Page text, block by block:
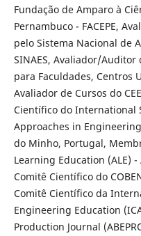
Fundação de Amparo à
Pernambuco - FACEPE,
pelo Sistema Nacional de
SINAES, Avaliador/Auditor
para Faculdades, Centros
Avaliador de Cursos do
Científico do International
Approaches in
do Minho, Portugal,
Learning Education (ALE)
Comitê Científico do
Comitê Científico da
Engineering Education
Production Journal